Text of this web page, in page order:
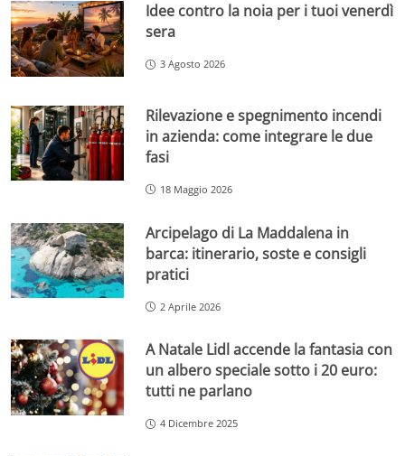
Idee contro la noia per i tuoi venerdì
sera
3 Agosto 2026
Rilevazione e spegnimento incendi
in azienda: come integrare le due
fasi
18 Maggio 2026
Arcipelago di La Maddalena in
barca: itinerario, soste e consigli
pratici
2 Aprile 2026
A Natale Lidl accende la fantasia con
un albero speciale sotto i 20 euro:
tutti ne parlano
4 Dicembre 2025